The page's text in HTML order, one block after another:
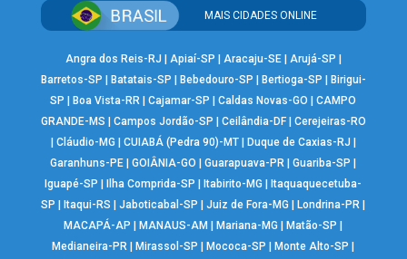
MAIS CIDADES ONLINE
Angra dos Reis-RJ | Apiaí-SP | Aracaju-SE| Arujá-SP |
Barretos-SP | Batatais-SP | Bebedouro-SP | Bertioga-SP | Birigui-
SP |Boa Vista-RR |Cajamar-SP |Caldas Novas-GO |CAMPO
GRANDE-MS | Campos Jordão-SP | Ceilândia-DF| Cerejeiras-RO
| Cláudio-MG | CUIABÁ (Pedra 90)-MT| Duque de Caxias-RJ |
Garanhuns-PE |GOIÂNIA-GO |Guarapuava-PR |Guariba-SP |
Iguapé-SP |Ilha Comprida-SP |Itabirito-MG |Itaquaquecetuba-
SP |Itaqui-RS |Jaboticabal-SP |Juiz de Fora-MG |Londrina-PR |
MACAPÁ-AP |MANAUS-AM |Mariana-MG |Matão-SP |
Medianeira-PR |Mirassol-SP |Mococa-SP |Monte Alto-SP |